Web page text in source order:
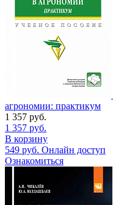
агрономии: практикум
1 357 руб.
1 357 руб.
В корзину
549 руб. Онлайн доступ
Ознакомиться